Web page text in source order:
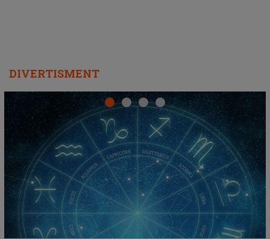
DIVERTISMENT